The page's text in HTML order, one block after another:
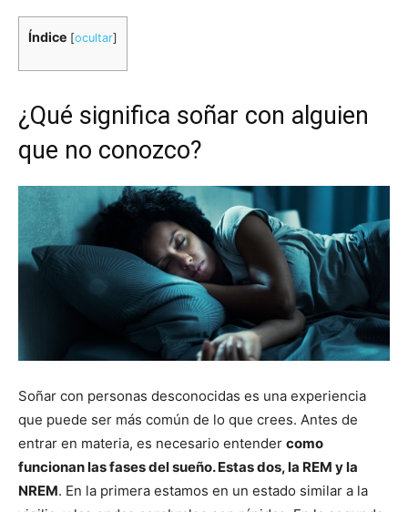
Índice [ocultar]
¿Qué significa soñar con alguien
que no conozco?
Soñar con personas desconocidas es una experiencia
que puede ser más común de lo que crees. Antes de
entrar en materia, es necesario entender como
funcionan las fases del sueño. Estas dos, la REM y la
NREM. En la primera estamos en un estado similar a la